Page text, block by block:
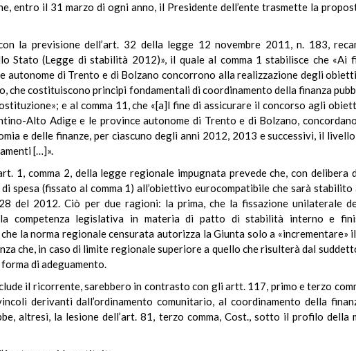
entro il 31 marzo di ogni anno, il Presidente dell’ente trasmette la
la previsione dell’art. 32 della legge 12 novembre 2011, n. 183,
Stato (Legge di stabilità 2012)», il quale al comma 1 stabilisce che «Ai
autonome di Trento e di Bolzano concorrono alla realizzazione degli
che costituiscono principi fondamentali di coordinamento della finanza
e al comma 11, che «[a]l fine di assicurare il concorso agli
Alto Adige e le province autonome di Trento e di Bolzano,
e delle finanze, per ciascuno degli anni 2012, 2013 e successivi, il
[…]».
1, comma 2, della legge regionale impugnata prevede che, con delibera
spesa (fissato al comma 1) all’obiettivo eurocompatibile che sarà stabilito
del 2012. Ciò per due ragioni: la prima, che la fissazione unilaterale
competenza legislativa in materia di patto di stabilità interno e
la norma regionale censurata autorizza la Giunta solo a «incrementare»
che, in caso di limite regionale superiore a quello che risulterà dal
di adeguamento.
il ricorrente, sarebbero in contrasto con gli artt. 117, primo e terzo
derivanti dall’ordinamento comunitario, al coordinamento della
altresì, la lesione dell’art. 81, terzo comma, Cost., sotto il profilo della